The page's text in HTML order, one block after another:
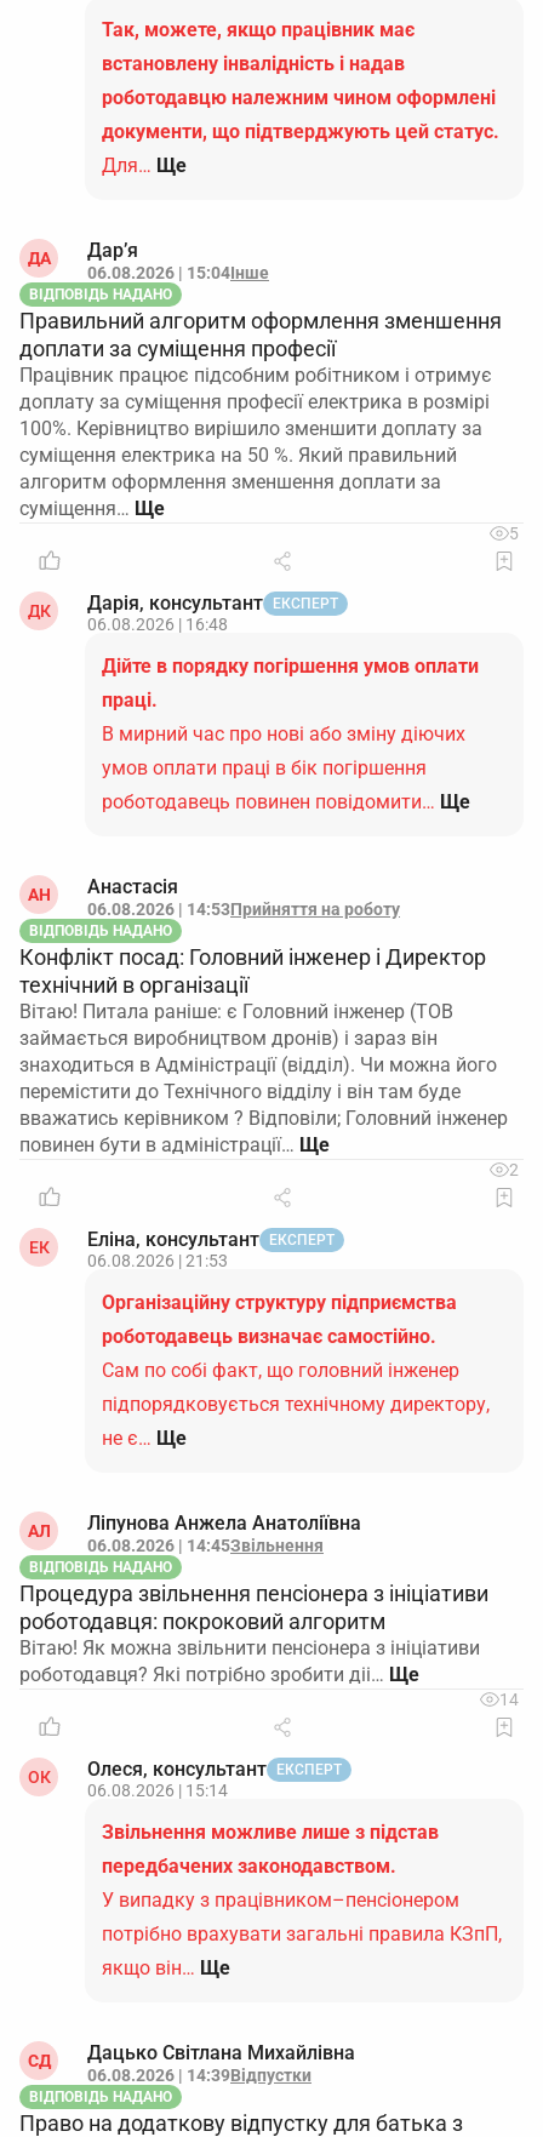
Так, можете, якщо працівник має
встановлену інвалідність і надав
роботодавцю належним чином оформлені
документи, що підтверджують цей статус.
Для… Ще
ДА Дар’я
06.08.2026 | 15:04Інше
ВІДПОВІДЬ НАДАНО
Правильний алгоритм оформлення зменшення
доплати за суміщення професії
Працівник працює підсобним робітником і отримує
доплату за суміщення професії електрика в розмірі
100%. Керівництво вирішило зменшити доплату за
суміщення електрика на 50 %. Який правильний
алгоритм оформлення зменшення доплати за
суміщення…
5
ДК Дарія, консультант ЕКСПЕРТ
06.08.2026 | 16:48
Дійте в порядку погіршення умов оплати
праці.
В мирний час про нові або зміну діючих
умов оплати праці в бік погіршення
роботодавець повинен повідомити… Ще
АН Анастасія
06.08.2026 | 14:53Прийняття на роботу
ВІДПОВІДЬ НАДАНО
Конфлікт посад: Головний інженер і Директор
технічний в організації
Вітаю! Питала раніше: є Головний інженер (ТОВ
займається виробництвом дронів) і зараз він
знаходиться в Адміністрації (відділ). Чи можна його
перемістити до Технічного відділу і він там буде
вважатись керівником ? Відповіли; Головний інженер
повинен бути в адміністрації…
2
ЕК Еліна, консультант ЕКСПЕРТ
06.08.2026 | 21:53
Організаційну структуру підприємства
роботодавець визначає самостійно.
Сам по собі факт, що головний інженер
підпорядковується технічному директору,
не є… Ще
АЛ Ліпунова Анжела Анатоліївна
06.08.2026 | 14:45Звільнення
ВІДПОВІДЬ НАДАНО
Процедура звільнення пенсіонера з ініціативи
роботодавця: покроковий алгоритм
Вітаю! Як можна звільнити пенсіонера з ініціативи
роботодавця? Які потрібно зробити діі…
14
ОК Олеся, консультант ЕКСПЕРТ
06.08.2026 | 15:14
Звільнення можливе лише з підстав
передбачених законодавством.
У випадку з працівником–пенсіонером
потрібно врахувати загальні правила КЗпП,
якщо він… Ще
СД Дацько Світлана Михайлівна
06.08.2026 | 14:39Відпустки
ВІДПОВІДЬ НАДАНО
Право на додаткову відпустку для батька з